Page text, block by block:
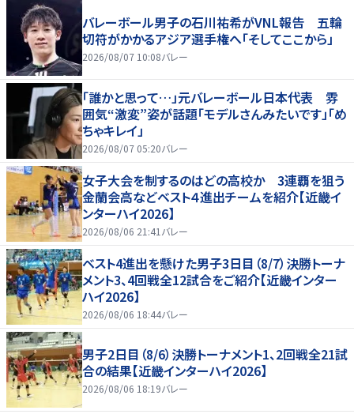
バレーボール男子の石川祐希がVNL報告 五輪
切符がかかるアジア選手権へ「そしてここから」
2026/08/07 10:08バレー
「誰かと思って…」元バレーボール日本代表 雰
囲気“激変”姿が話題「モデルさんみたいです」「め
ちゃキレイ」
2026/08/07 05:20バレー
女子大会を制するのはどの高校か 3連覇を狙う
金蘭会高などベスト４進出チームを紹介【近畿イ
ンターハイ2026】
2026/08/06 21:41 バレー
ベスト4進出を懸けた男子3日目（8/7）決勝トーナ
メント3、4回戦全12試合をご紹介【近畿インター
ハイ2026】
2026/08/06 18:44バレー
男子2日目（8/6）決勝トーナメント1、2回戦全21試
合の結果【近畿インターハイ2026】
2026/08/06 18:19バレー